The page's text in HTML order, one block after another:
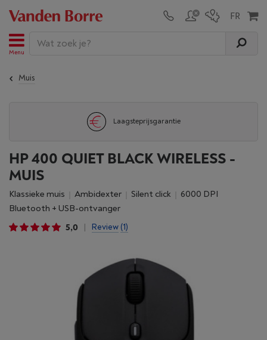
Menu
Muis
Laagsteprijsgarantie
HP 400 QUIET BLACK WIRELESS -
MUIS
Klassieke muis Ambidexter Silent click
6000 DPI
Bluetooth + USB-ontvanger
5,0
Review (1)